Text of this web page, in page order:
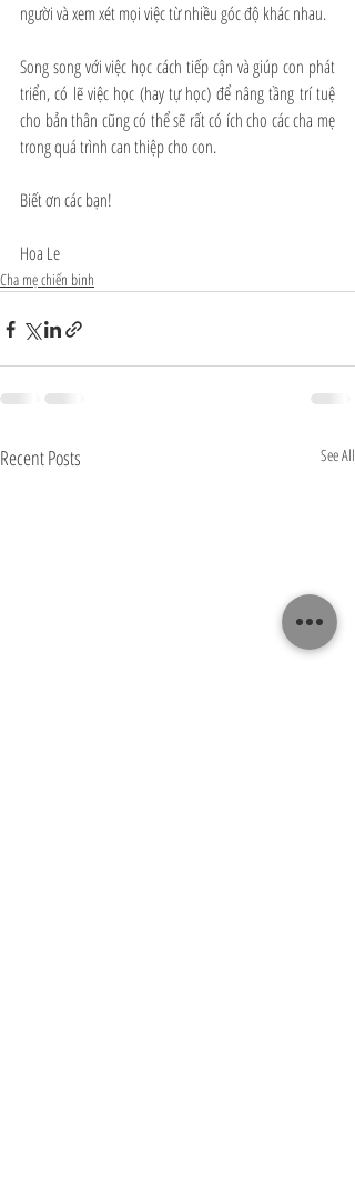
người và xem xét mọi việc từ nhiều góc độ khác nhau.
Song song với việc học cách tiếp cận và giúp con phát
triển, có lẽ việc học (hay tự học) để nâng tầng trí tuệ
cho bản thân cũng có thể sẽ rất có ích cho các cha mẹ
trong quá trình can thiệp cho con.
Biết ơn các bạn!
Hoa Le
Cha mẹ chiến binh
Recent Posts See All